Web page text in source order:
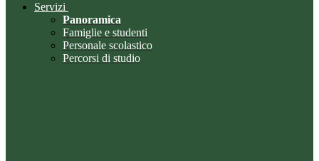
Servizi
Panoramica
Famiglie e studenti
Personale scolastico
Percorsi di studio